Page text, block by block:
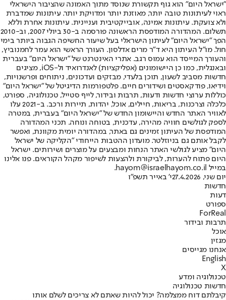
"ישראל היום" הוא גוף תקשורת שנוסד מתוך האמונה שהציבור הישראלי
ראוי לעיתונות טובה יותר, מאוזנת יותר ומדויקת יותר. עיתונות שמדברת
ולא צועקת. עיתונות אמינה, אובייקטיבית ועניינית. עיתונות אחרת וללא
תשלום. המהדורה המודפסת הראשונה פורסמה ב-30 ביולי 2007, וב-2010
הפך "ישראל היום" לעיתון הישראלי בעל שיעור החשיפה הגבוה ביותר בימי
חול. מו"ל העיתון היא ד"ר מרים אדלסון. העורך הראשי הוא עמר לחמנוביץ,
והעורך המייסד הוא עמוס רגב. אתרי האינטרנט של "ישראל היום" בעברית
ובאנגלית, כמו כן היישומונים (אפליקציות) לאנדרואיד ול-iOS, מציגים
חדשות מסביב לשעון, תוכן בלעדי, מבזקים ועדכונים, ניתוחים ופרשנויות,
וידיאו, פודקאסטים ושידורים חיים. פלטפורמות הדיגיטל של "ישראל היום"
כוללות ערוצי חדשות ודעות, תרבות ובידור, לייף סטייל, טכנולוגיה, ספורט,
כלכלה וצרכנות, בריאות, חיילים, אוכל, יהדות, תיירות ורכב. ב-2021 עלו
לאוויר האתר החדש והיישומון החדש של "ישראל היום" בעברית, במטרה
לספק לגולשים חוויה מהירה, עדכנית, בטוחה ונוחה. תכני המהדורה
המודפסת של העיתון זמינים גם באתר, במהדורה יומית מקוונת, ואפשר
לקבל אותם גם בניוזלטר. מועדון ההטבות הייחודי "הקליקה של ישראל
היום" מציע לגולשי האתר הנחות ומבצעים על מוצרים ושירותים. ישראל
היום פתוח להערות, לביקורת ולהצעות לשיפור מקהל הקוראים. פנו אלינו
במייל hayom@israelhayom.co.il.
יום שני, 27.4.2026
י' באייר תשפ"ו
חדשות
דעות
ספורט
ForReal
תרבות ובידור
אוכל
מגזין
אנחנו מגייסים
English
X
טכנולוגיה ומדע
חדשות טכנולוגיה
קיבלתם דוח ממצלמה? יכול להיות שאתם לא צריכים לשלם אותו